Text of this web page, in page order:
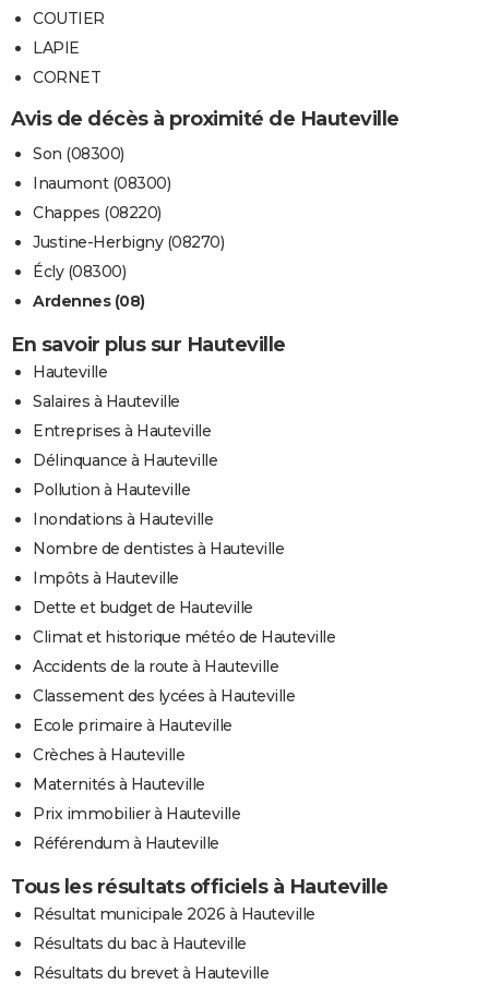
COUTIER
LAPIE
CORNET
Avis de décès à proximité de Hauteville
Son (08300)
Inaumont (08300)
Chappes (08220)
Justine-Herbigny (08270)
Écly (08300)
Ardennes (08)
En savoir plus sur Hauteville
Hauteville
Salaires à Hauteville
Entreprises à Hauteville
Délinquance à Hauteville
Pollution à Hauteville
Inondations à Hauteville
Nombre de dentistes à Hauteville
Impôts à Hauteville
Dette et budget de Hauteville
Climat et historique météo de Hauteville
Accidents de la route à Hauteville
Classement des lycées à Hauteville
Ecole primaire à Hauteville
Crèches à Hauteville
Maternités à Hauteville
Prix immobilier à Hauteville
Référendum à Hauteville
Tous les résultats officiels à Hauteville
Résultat municipale 2026 à Hauteville
Résultats du bac à Hauteville
Résultats du brevet à Hauteville